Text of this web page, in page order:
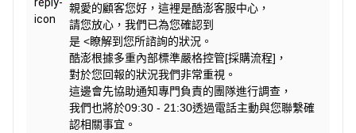
親愛的顧客您好，這裡是酷澎客服中心，
請您放心，我們已為您確認到
是 <瞭解到您所諮詢的狀況。
酷澎根據多重內部標準嚴格控管[採購流程]，
對於您回報的狀況我們非常重視。
這邊會先協助通知專門負責的團隊進行調查，
我們也將於09:30 - 21:30透過電話主動與您聯繫確
認相關事宜。